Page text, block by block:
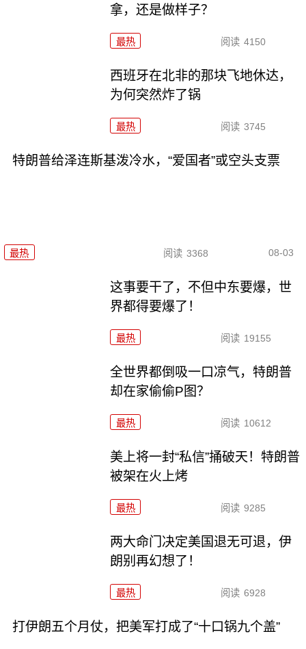
拿，还是做样子？
最热 阅读 4150
西班牙在北非的那块飞地休达，
为何突然炸了锅
最热 阅读 3745
特朗普给泽连斯基泼冷水，“爱国者”或空头支票
最热 阅读 3368 08-03
这事要干了，不但中东要爆，世
界都得要爆了！
最热 阅读 19155
全世界都倒吸一口凉气，特朗普
却在家偷偷P图？
最热 阅读 10612
美上将一封“私信”捅破天！特朗普
被架在火上烤
最热 阅读 9285
两大命门决定美国退无可退，伊
朗别再幻想了！
最热 阅读 6928
打伊朗五个月仗，把美军打成了“十口锅九个盖”